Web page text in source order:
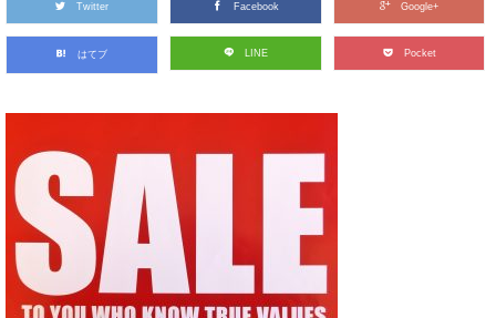
Twitter Facebook Google+
はてブ LINE Pocket